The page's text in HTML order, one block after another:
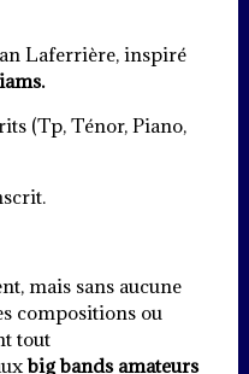
Laferrière, inspiré
(Tp, Ténor, Piano,
mais sans aucune
compositions ou
tout
big bands amateurs